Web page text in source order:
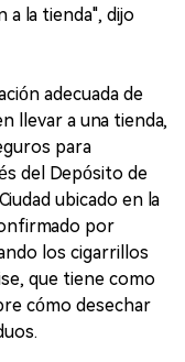
a la tienda", dijo
adecuada de
llevar a una tienda,
para
del Depósito de
ubicado en la
por
los cigarrillos
que tiene como
cómo desechar